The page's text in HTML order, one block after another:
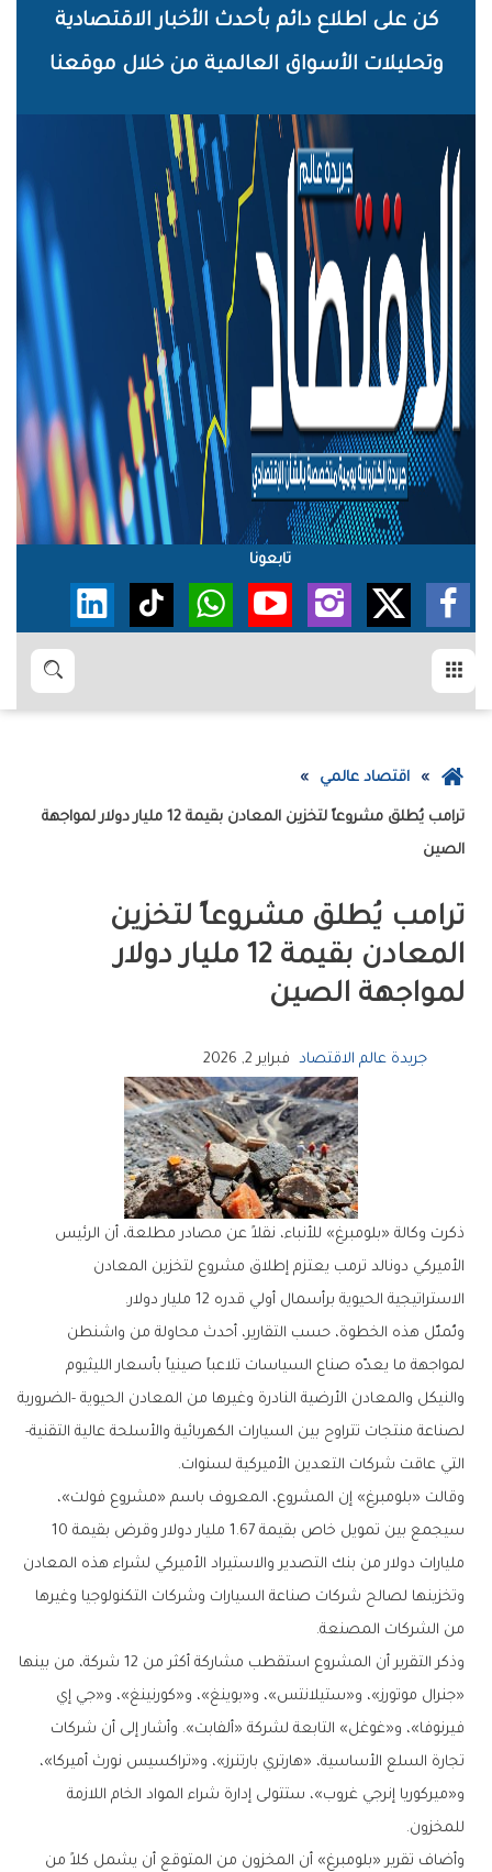
الرئيسي
كن على اطلاع دائم بأحدث الأخبار الاقتصادية
وتحليلات الأسواق العالمية من خلال موقعنا
تابعونا
بحث
عودة
اقتصاد عالمي
ترامب يُطلق مشروعاً لتخزين المعادن بقيمة 12 مليار دولار لمواجهة
الصين
ترامب يُطلق مشروعاً لتخزين
المعادن بقيمة 12 مليار دولار
لمواجهة الصين
جريدة عالم الاقتصاد فبراير 2, 2026
ذكرت وكالة «بلومبرغ» للأنباء، نقلاً عن مصادر مطلعة، أن الرئيس
الأميركي دونالد ترمب يعتزم إطلاق مشروع لتخزين المعادن
الاستراتيجية الحيوية برأسمال أولي قدره 12 مليار دولار.
وتُمثّل هذه الخطوة، حسب التقارير، أحدث محاولة من واشنطن
لمواجهة ما يعدّه صناع السياسات تلاعباً صينياً بأسعار الليثيوم
والنيكل والمعادن الأرضية النادرة وغيرها من المعادن الحيوية -الضرورية
لصناعة منتجات تتراوح بين السيارات الكهربائية والأسلحة عالية التقنية-
التي عاقت شركات التعدين الأميركية لسنوات.
وقالت «بلومبرغ» إن المشروع، المعروف باسم «مشروع فولت»،
سيجمع بين تمويل خاص بقيمة 1.67 مليار دولار وقرض بقيمة 10
مليارات دولار من بنك التصدير والاستيراد الأميركي لشراء هذه المعادن
وتخزينها لصالح شركات صناعة السيارات وشركات التكنولوجيا وغيرها
من الشركات المصنعة.
وذكر التقرير أن المشروع استقطب مشاركة أكثر من 12 شركة، من بينها
«جنرال موتورز»، و«ستيلانتس»، و«بوينغ»، و«كورنينغ»، و«جي إي
فيرنوفا»، و«غوغل» التابعة لشركة «ألفابت». وأشار إلى أن شركات
تجارة السلع الأساسية، «هارتري بارتنرز»، و«تراكسيس نورث أميركا»،
و«ميركوريا إنرجي غروب»، ستتولى إدارة شراء المواد الخام اللازمة
للمخزون.
وأضاف تقرير «بلومبرغ» أن المخزون من المتوقع أن يشمل كلاً من